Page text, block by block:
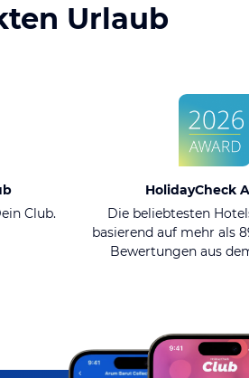
Urlaub
Club.
HolidayCheck
Die beliebtesten
basierend auf mehr als
Bewertungen aus